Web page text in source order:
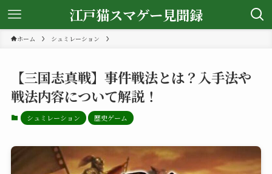
江戸猫スマゲー見聞録
ホーム シュミレーション
【三国志真戦】事件戦法とは？入手法や
戦法内容について解説！
シュミレーション 歴史ゲーム